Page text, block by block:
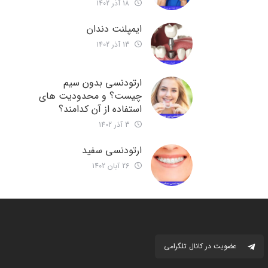
ایمپلنت دندان
ارتودنسی بدون سیم
چیست؟ و محدودیت های
استفاده از آن کدامند؟
ارتودنسی سفید
عضویت در کانال تلگرامی